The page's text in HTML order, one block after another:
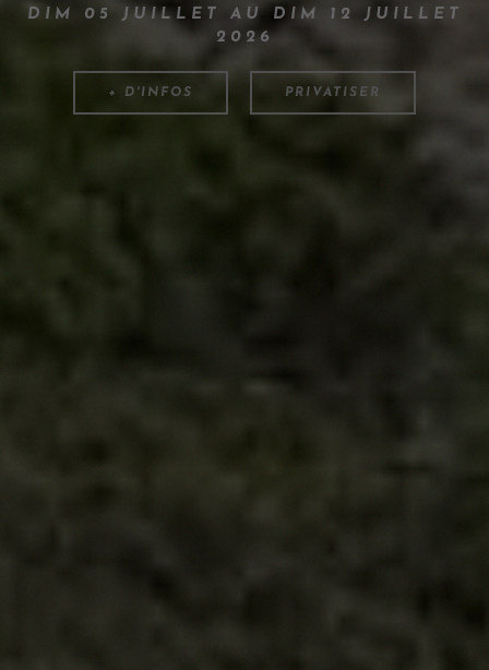
DIM 05 JUILLET AU DIM 12 JUILLET
2026
+ D'INFOS PRIVATISER